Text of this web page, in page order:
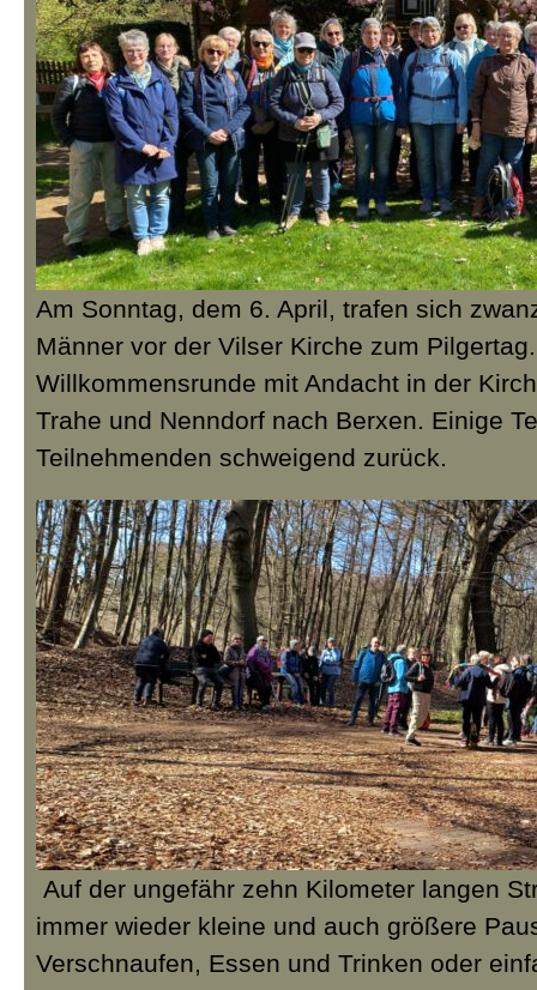
Am Sonntag, dem 6. April, trafen sich
Männer vor der Vilser Kirche zum
Willkommensrunde mit Andacht in der
Trahe und Nenndorf nach Berxen. Einige
Teilnehmenden schweigend zurück.
Auf der ungefähr zehn Kilometer langen
immer wieder kleine und auch größere
Verschnaufen, Essen und Trinken oder